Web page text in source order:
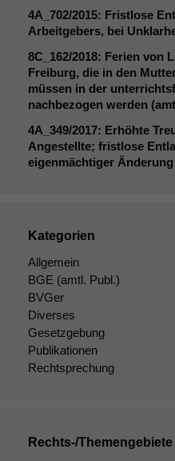
4A_702/2015: Fristlose
Arbeitgebers, bei
8C_162/2018: Ferien von
Freiburg, die in den
müssen in der
nachbezogen werden
4A_349/2017: Erhöhte
Angestellte; fristlose
eigenmächtiger
Kategorien
Allgemein
BGE (amtl. Publ.)
BVGer
Diverses
Gesetzgebung
Publikationen
Rechtsprechung
Rechts-/Themengebiete